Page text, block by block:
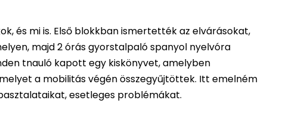
és mi is. Első blokkban ismertették az elvárásokat,
majd 2 órás gyorstalpaló spanyol nyelvóra
tnauló kapott egy kiskönyvet, amelyben
a mobilitás végén összegyűjtöttek. Itt emelném
esetleges problémákat.